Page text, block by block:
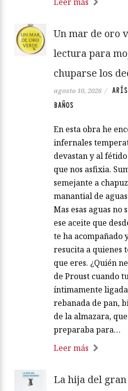
Un mar de oro
lectura para
chuparse los
agosto 10, 2026 /
BAÑOS
En esta obra he
infernales
devastan y al
que nos asfixia.
semejante a
manantial de
Mas esas aguas no
ese aceite que
te ha acompañado
resucita a quienes
que eres. ¿Quién
de Proust cuando
íntimamente
rebanada de pan,
de la almazara,
preparaba para…
Leer más
La hija del